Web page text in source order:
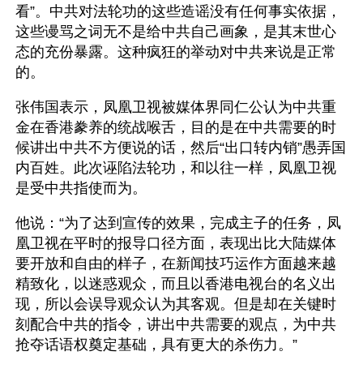
看”。中共对法轮功的这些造谣没有任何事实依据，
这些谩骂之词无不是给中共自己画象，是其末世心
态的充份暴露。这种疯狂的举动对中共来说是正常
的。
张伟国表示，凤凰卫视被媒体界同仁公认为中共重
金在香港豢养的统战喉舌，目的是在中共需要的时
候讲出中共不方便说的话，然后“出口转内销”愚弄国
内百姓。此次诬陷法轮功，和以往一样，凤凰卫视
是受中共指使而为。
他说：“为了达到宣传的效果，完成主子的任务，凤
凰卫视在平时的报导口径方面，表现出比大陆媒体
要开放和自由的样子，在新闻技巧运作方面越来越
精致化，以迷惑观众，而且以香港电视台的名义出
现，所以会误导观众认为其客观。但是却在关键时
刻配合中共的指令，讲出中共需要的观点，为中共
抢夺话语权奠定基础，具有更大的杀伤力。”